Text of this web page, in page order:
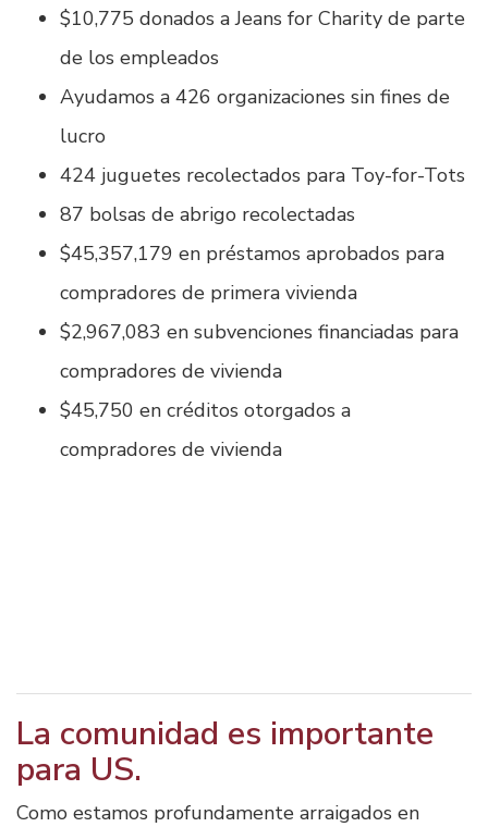
$10,775 donados a Jeans for Charity de parte
de los empleados
Ayudamos a 426 organizaciones sin fines de
lucro
424 juguetes recolectados para Toy-for-Tots
87 bolsas de abrigo recolectadas
$45,357,179 en préstamos aprobados para
compradores de primera vivienda
$2,967,083 en subvenciones financiadas para
compradores de vivienda
$45,750 en créditos otorgados a
compradores de vivienda
La comunidad es importante
para US.
Como estamos profundamente arraigados en